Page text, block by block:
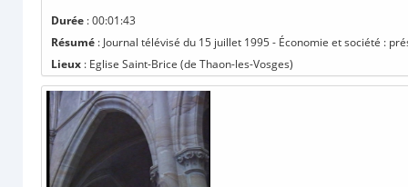
Durée : 00:01:43
Résumé : Journal télévisé du 15 juillet 1995 - Économie et société :
Lieux : Eglise Saint-Brice (de Thaon-les-Vosges)